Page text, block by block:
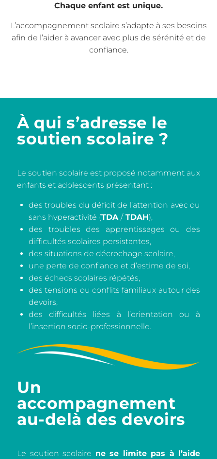
Chaque enfant est unique.
L’accompagnement scolaire s’adapte à ses besoins
afin de l’aider à avancer avec plus de sérénité et de
confiance.
À qui s’adresse le
soutien scolaire ?
Le soutien scolaire est proposé notamment aux
enfants et adolescents présentant :
des troubles du déficit de l’attention avec ou
sans hyperactivité (TDA /TDAH),
des troubles des apprentissages ou des
difficultés scolaires persistantes,
des situations de décrochage scolaire,
une perte de confiance et d’estime de soi,
des échecs scolaires répétés,
des tensions ou conflits familiaux autour des
devoirs,
des difficultés liées à l’orientation ou à
l’insertion socio-professionnelle.
Un
accompagnement
au-delà des devoirs
Le soutien scolaire ne se limite pas à l’aide